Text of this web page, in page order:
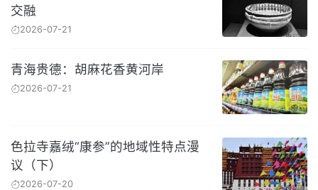
交融
2026-07-21
青海贵德：胡麻花香黄河岸
2026-07-21
色拉寺嘉绒“康参”的地域性特点漫
议（下）
2026-07-20